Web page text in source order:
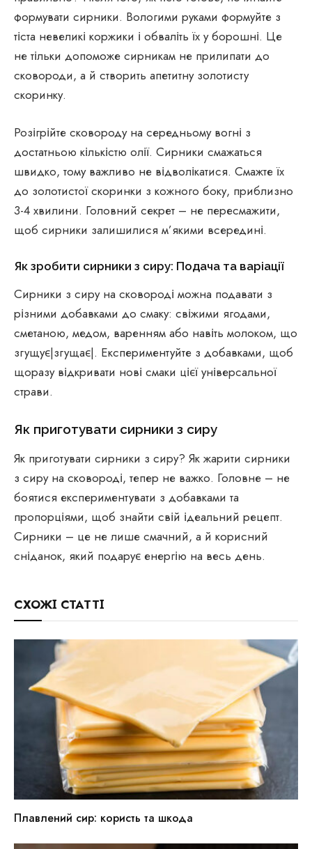
формувати сирники. Вологими руками формуйте з
тіста невеликі коржики і обваліть їх у борошні. Це
не тільки допоможе сирникам не прилипати до
сковороди, а й створить апетитну золотисту
скоринку.
Розігрійте сковороду на середньому вогні з
достатньою кількістю олії. Сирники смажаться
швидко, тому важливо не відволікатися. Смажте їх
до золотистої скоринки з кожного боку, приблизно
3-4 хвилини. Головний секрет – не пересмажити,
щоб сирники залишилися м’якими всередині.
Як зробити сирники з сиру: Подача та варіації
Сирники з сиру на сковороді можна подавати з
різними добавками до смаку: свіжими ягодами,
сметаною, медом, варенням або навіть молоком, що
згущує|згущає|. Експериментуйте з добавками, щоб
щоразу відкривати нові смаки цієї універсальної
страви.
Як приготувати сирники з сиру
Як приготувати сирники з сиру? Як жарити сирники
з сиру на сковороді, тепер не важко. Головне – не
боятися експериментувати з добавками та
пропорціями, щоб знайти свій ідеальний рецепт.
Сирники – це не лише смачний, а й корисний
сніданок, який подарує енергію на весь день.
СХОЖІ СТАТТІ
Плавлений сир: користь та шкода